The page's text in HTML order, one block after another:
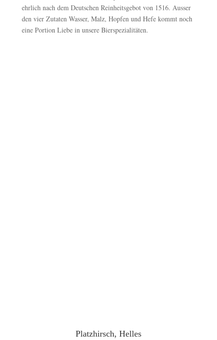
ehrlich nach dem Deutschen Reinheitsgebot von 1516. Ausser
den vier Zutaten Wasser, Malz, Hopfen und Hefe kommt noch
eine Portion Liebe in unsere Bierspezialitäten.
Platzhirsch, Helles